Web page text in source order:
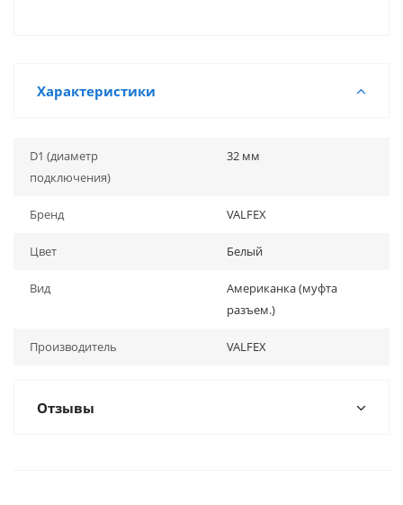
Характеристики
D1 (диаметр
подключения)
32 мм
Бренд VALFEX
Цвет Белый
Вид
Американка (муфта
разъем.)
Производитель VALFEX
Отзывы